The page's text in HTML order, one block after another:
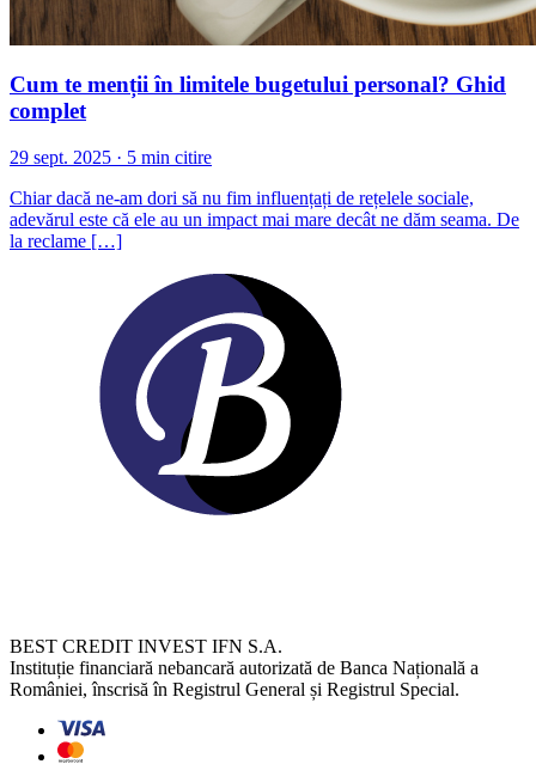
Cum te menții în limitele bugetului personal? Ghid
complet
29 sept. 2025 · 5 min citire
Chiar dacă ne-am dori să nu fim influențați de rețelele sociale,
adevărul este că ele au un impact mai mare decât ne dăm seama. De
la reclame […]
BEST CREDIT INVEST IFN S.A.
Instituție financiară nebancară autorizată de Banca Națională a
României, înscrisă în Registrul General și Registrul Special.